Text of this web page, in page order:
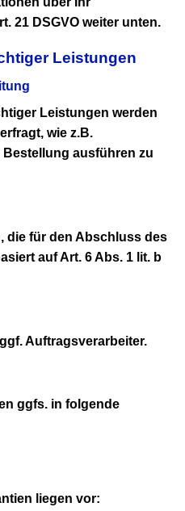
21 DSGVO weiter unten.
Leistungen
Leistungen werden
wie z.B.
ausführen zu
die für den Abschluss des
auf Art. 6 Abs. 1 lit. b
Auftragsverarbeiter.
ggfs. in folgende
liegen vor: